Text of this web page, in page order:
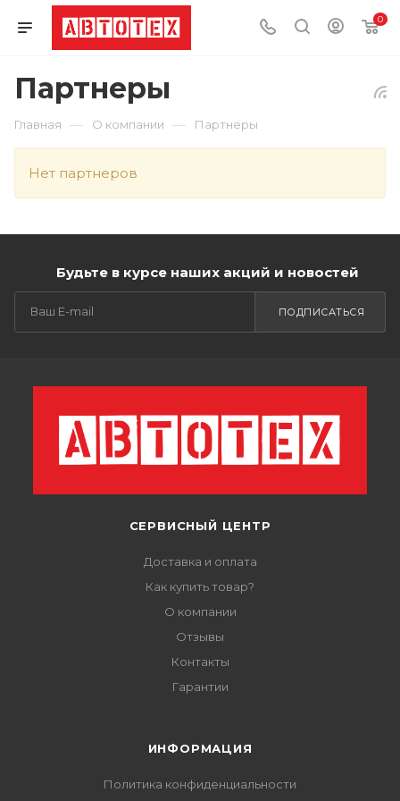
0
Партнеры
Главная — О компании — Партнеры
Нет партнеров
Будьте в курсе наших акций и новостей
ПОДПИСАТЬСЯ
СЕРВИСНЫЙ ЦЕНТР
Доставка и оплата
Как купить товар?
О компании
Отзывы
Контакты
Гарантии
ИНФОРМАЦИЯ
Политика конфиденциальности